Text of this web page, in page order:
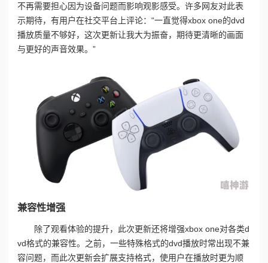
不再需要担心因为设备问题而影响观影感受。许多网友对此表
示期待，有用户在社交平台上评论：“一直觉得xbox one的dvd
播放质量不够好，这次更新让我大为振奋，期待更清晰的画面
与更好的声音效果。”
兼容性增强
除了观看体验的提升，此次更新还将增强xbox one对各类d
vd格式的兼容性。之前，一些特殊格式的dvd播放时常出现不兼
容问题，而此次更新会扩展支持格式，使用户在播放时更为顺